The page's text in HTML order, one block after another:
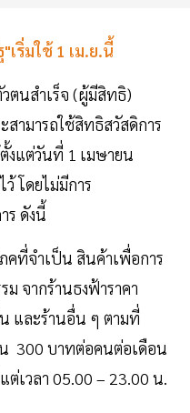
ริ่มใช้ 1 เม.ย.นี้
นสำเร็จ (ผู้มีสิทธิ)
ามารถใช้สิทธิสวัสดิการ
งแต่วันที่ 1 เมษายน
โดยไม่มีการ
ร ดังนี้
คที่จำเป็น สินค้าเพื่อการ
จากร้านธงฟ้าราคา
และร้านอื่น ๆ ตามที่
300 บาทต่อคนต่อเดือน
ต่เวลา 05.00 – 23.00 น.